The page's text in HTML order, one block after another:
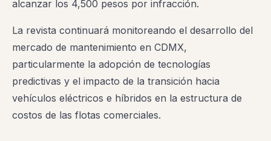
alcanzar los 4,500 pesos por infracción.
La revista continuará monitoreando el desarrollo del
mercado de mantenimiento en CDMX,
particularmente la adopción de tecnologías
predictivas y el impacto de la transición hacia
vehículos eléctricos e híbridos en la estructura de
costos de las flotas comerciales.